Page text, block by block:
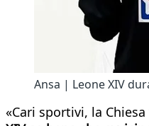
Ansa | Leone XIV
«Cari sportivi, la